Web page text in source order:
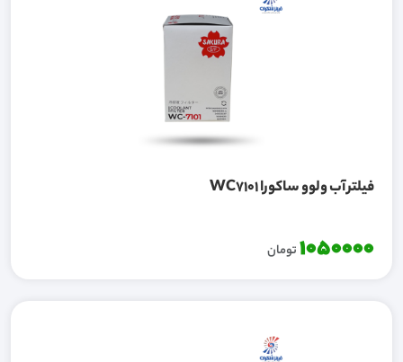
فيلتر آب ولوو ساکورا WC7101
1050000تومان